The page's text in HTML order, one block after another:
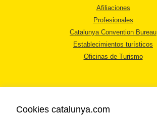
Afiliaciones
Profesionales
Catalunya Convention Bureau
Establecimientos turísticos
Oficinas de Turismo
Cookies catalunya.com